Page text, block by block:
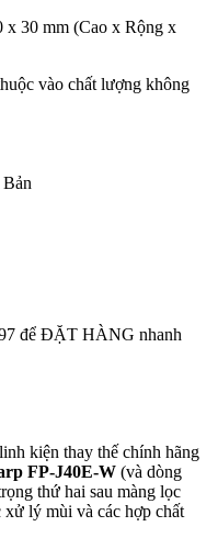
x 30 mm (Cao x Rộng x
vào chất lượng không
để ĐẶT HÀNG nhanh
kiện thay thế chính hãng
FP-J40E-W (và dòng
thứ hai sau màng lọc
lý mùi và các hợp chất